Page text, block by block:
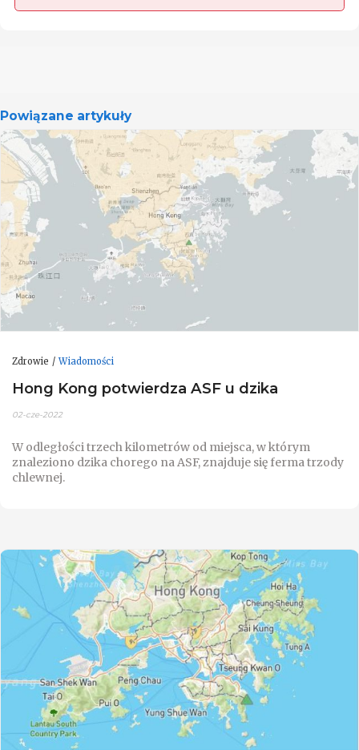
Powiązane artykuły
Zdrowie Wiadomości
Hong Kong potwierdza ASF u dzika
02-cze-2022
W odległości trzech kilometrów od miejsca, w którym
znaleziono dzika chorego na ASF, znajduje się ferma trzody
chlewnej.